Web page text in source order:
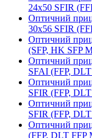
24x50 SFIR
Оптичний
30x56 SFIR
Оптичний
(SFP, HK SFP
Оптичний
SFAI (FFP,
Оптичний
SFIR (FFP,
Оптичний
SFIR (FFP,
Оптичний
(FFP, DLT